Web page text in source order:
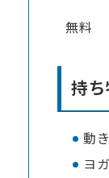
無料
持
動
ヨ